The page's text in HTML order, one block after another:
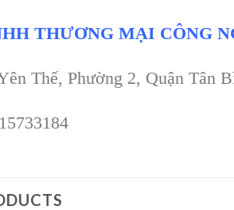
THƯƠNG MẠI CÔNG
Thế, Phường 2, Quận Tân